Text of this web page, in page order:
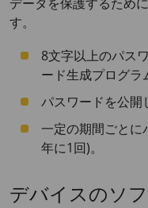
す。
8文字以上のパス
ード生成プログラ
パスワードを公開
一定の期間ごとに
年に1回)。
デバイスのソ